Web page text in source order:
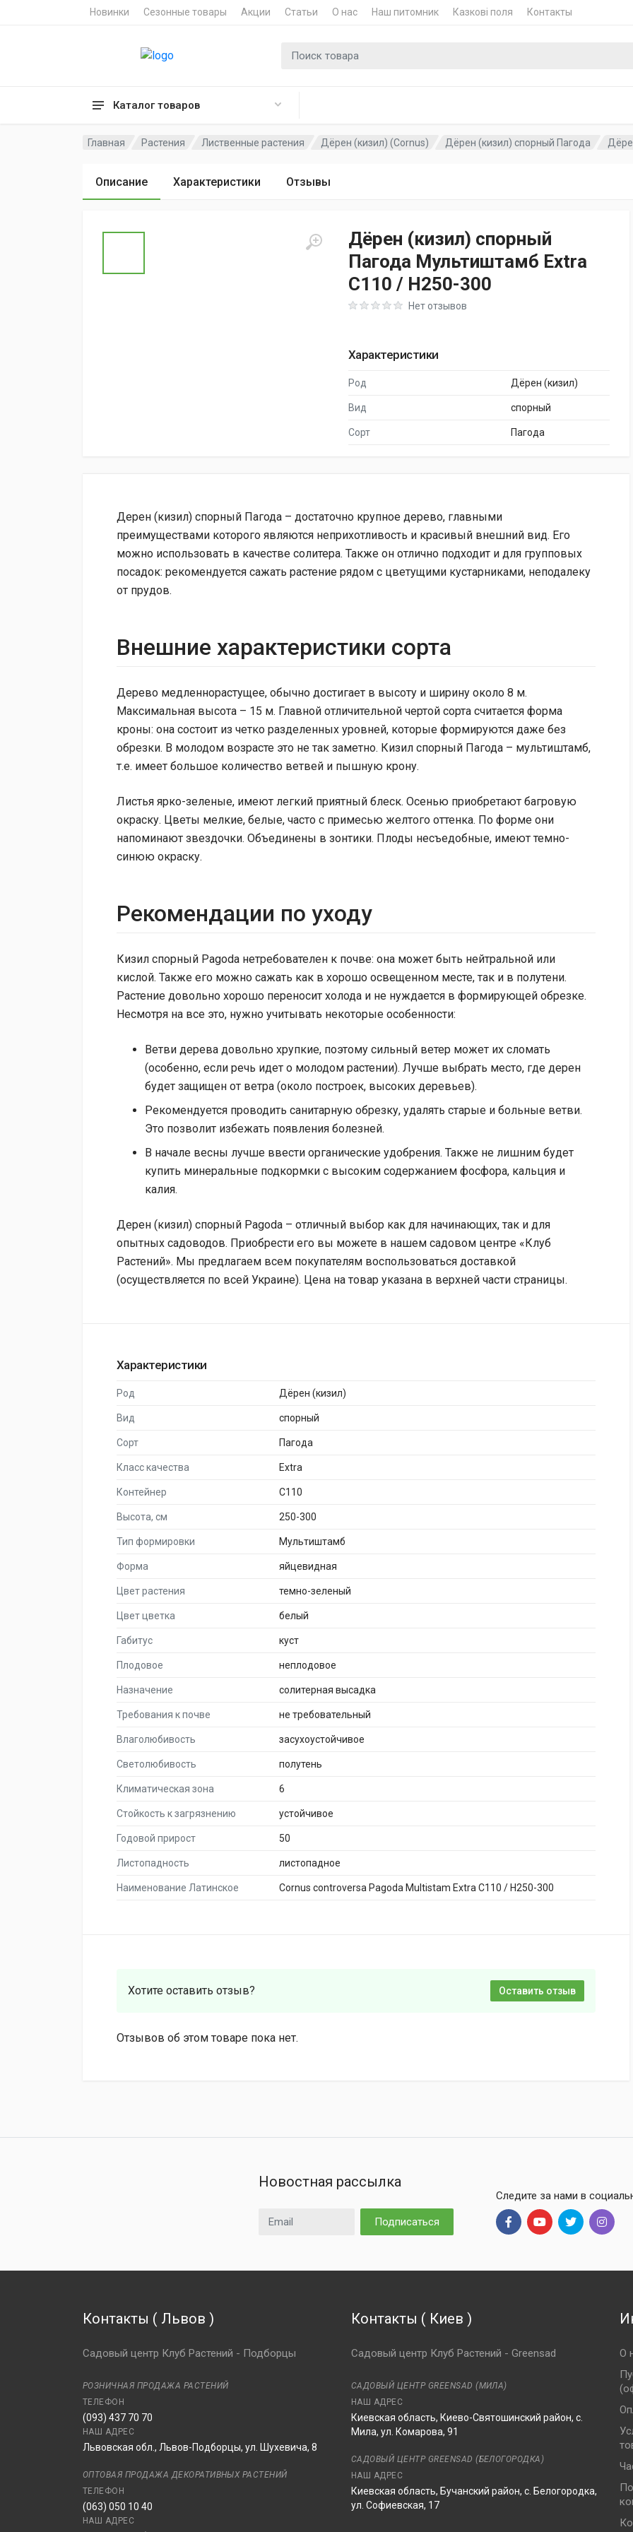
Новинки Сезонные товары Акции Статьи О нас Наш питомник Казкові поля Контакты
Каталог товаров
Поиск для
Главная Растения Лиственные растения Дёрен (кизил) (Cornus) Дёрен (кизил) спорный Пагода
Описание Характеристики Отзывы
Дёрен (кизил) спорный
Пагода Мультиштамб Extra
C110 / H250-300
Rating: 0 out of 5Нет отзывов
Характеристики
Род Дёрен (кизил)
Вид спорный
Сорт Пагода
Дерен (кизил) спорный Пагода – достаточно крупное дерево, главными
преимуществами которого являются неприхотливость и красивый внешний вид. Его
можно использовать в качестве солитера. Также он отлично подходит и для групповых
посадок: рекомендуется сажать растение рядом с цветущими кустарниками, неподалеку
от прудов.
Внешние характеристики сорта
Дерево медленнорастущее, обычно достигает в высоту и ширину около 8 м.
Максимальная высота – 15 м. Главной отличительной чертой сорта считается форма
кроны: она состоит из четко разделенных уровней, которые формируются даже без
обрезки. В молодом возрасте это не так заметно. Кизил спорный Пагода – мультиштамб,
т.е. имеет большое количество ветвей и пышную крону.
Листья ярко-зеленые, имеют легкий приятный блеск. Осенью приобретают багровую
окраску. Цветы мелкие, белые, часто с примесью желтого оттенка. По форме они
напоминают звездочки. Объединены в зонтики. Плоды несъедобные, имеют темно-
синюю окраску.
Рекомендации по уходу
Кизил спорный Pagoda нетребователен к почве: она может быть нейтральной или
кислой. Также его можно сажать как в хорошо освещенном месте, так и в полутени.
Растение довольно хорошо переносит холода и не нуждается в формирующей обрезке.
Несмотря на все это, нужно учитывать некоторые особенности:
Ветви дерева довольно хрупкие, поэтому сильный ветер может их сломать
(особенно, если речь идет о молодом растении). Лучше выбрать место, где дерен
будет защищен от ветра (около построек, высоких деревьев).
Рекомендуется проводить санитарную обрезку, удалять старые и больные ветви.
Это позволит избежать появления болезней.
В начале весны лучше ввести органические удобрения. Также не лишним будет
купить минеральные подкормки с высоким содержанием фосфора, кальция и
калия.
Дерен (кизил) спорный Pagoda – отличный выбор как для начинающих, так и для
опытных садоводов. Приобрести его вы можете в нашем садовом центре «Клуб
Растений». Мы предлагаем всем покупателям воспользоваться доставкой
(осуществляется по всей Украине). Цена на товар указана в верхней части страницы.
Характеристики
Род Дёрен (кизил)
Вид спорный
Сорт Пагода
Класс качества Extra
Контейнер C110
Высота, см 250-300
Тип формировки Мультиштамб
Форма яйцевидная
Цвет растения темно-зеленый
Цвет цветка белый
Габитус куст
Плодовое неплодовое
Назначение солитерная высадка
Требования к почве не требовательный
Влаголюбивость засухоустойчивое
Светолюбивость полутень
Климатическая зона 6
Стойкость к загрязнению устойчивое
Годовой прирост 50
Листопадность листопадное
Наименование Латинское Cornus controversa Pagoda Multistam Extra C110 / H250-300
Хотите оставить отзыв? Оставить отзыв
Отзывов об этом товаре пока нет.
Новостная рассылка
Email адрес Подписаться
Следите за нами в
Контакты ( Львов )
Садовый центр Клуб Растений - Подборцы
РОЗНИЧНАЯ ПРОДАЖА РАСТЕНИЙ
ТЕЛЕФОН
(093) 437 70 70
НАШ АДРЕС
Львовская обл., Львов-Подборцы, ул. Шухевича, 8
ОПТОВАЯ ПРОДАЖА ДЕКОРАТИВНЫХ РАСТЕНИЙ
ТЕЛЕФОН
(063) 050 10 40
НАШ АДРЕС
Контакты ( Киев )
Садовый центр Клуб Растений - Greensad
САДОВЫЙ ЦЕНТР GREENSAD (МИЛА)
НАШ АДРЕС
Киевская область, Киево-Святошинский район, с.
Мила, ул. Комарова, 91
САДОВЫЙ ЦЕНТР GREENSAD (БЕЛОГОРОДКА)
НАШ АДРЕС
Киевская область, Бучанский район, с. Белогородка,
ул. Софиевская, 17
О